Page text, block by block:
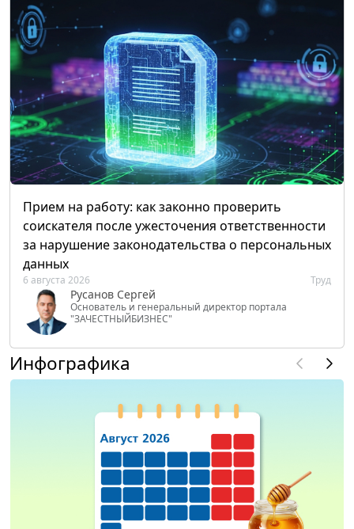
Прием на работу: как законно проверить
соискателя после ужесточения ответственности
за нарушение законодательства о персональных
данных
6 августа 2026 Труд
Русанов Сергей
Основатель и генеральный директор портала
"ЗАЧЕСТНЫЙБИЗНЕС"
Инфографика